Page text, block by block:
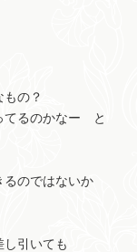
の？
てるのかなー と
るのではないか
引いても